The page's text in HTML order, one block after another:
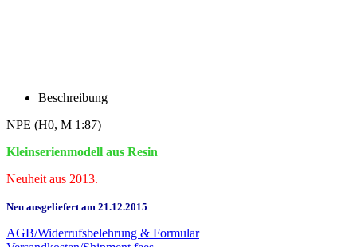
Beschreibung
NPE (H0, M 1:87)
Kleinserienmodell aus Resin
Neuheit aus 2013.
Neu ausgeliefert am 21.12.2015
AGB/Widerrufsbelehrung & Formular